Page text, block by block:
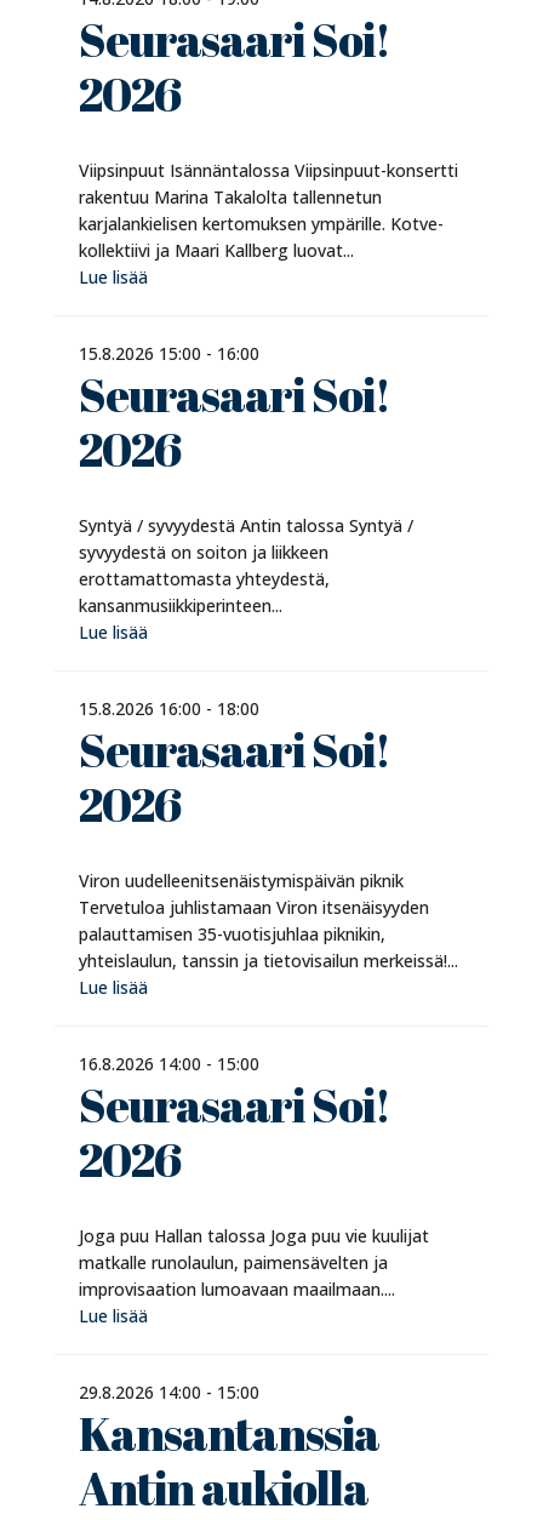
Seurasaari Soi!
2026
Viipsinpuut Isännäntalossa Viipsinpuut-konsertti
rakentuu Marina Takalolta tallennetun
karjalankielisen kertomuksen ympärille. Kotve-
kollektiivi ja Maari Kallberg luovat...
Lue lisää
15.8.2026 15:00 - 16:00
Seurasaari Soi!
2026
Syntyä / syvyydestä Antin talossa Syntyä /
syvyydestä on soiton ja liikkeen
erottamattomasta yhteydestä,
kansanmusiikkiperinteen...
Lue lisää
15.8.2026 16:00 - 18:00
Seurasaari Soi!
2026
Viron uudelleenitsenäistymispäivän piknik
Tervetuloa juhlistamaan Viron itsenäisyyden
palauttamisen 35-vuotisjuhlaa piknikin,
yhteislaulun, tanssin ja tietovisailun merkeissä!...
Lue lisää
16.8.2026 14:00 - 15:00
Seurasaari Soi!
2026
Joga puu Hallan talossa Joga puu vie kuulijat
matkalle runolaulun, paimensävelten ja
improvisaation lumoavaan maailmaan....
Lue lisää
29.8.2026 14:00 - 15:00
Kansantanssia
Antin aukiolla